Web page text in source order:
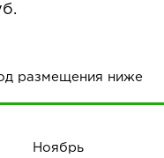
размещения ниже
Ноябрь